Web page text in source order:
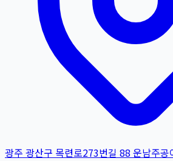
광주 광산구 목련로273번길 88 운남주